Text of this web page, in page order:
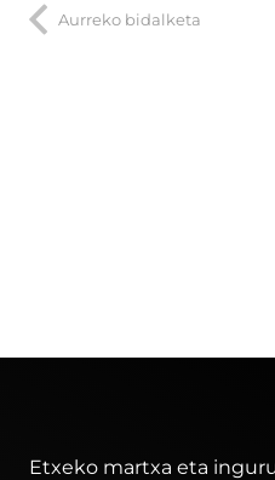
Aurreko bidalketa
Etxeko martxa eta